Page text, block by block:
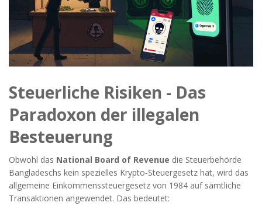
Steuerliche Risiken - Das
Paradoxon der illegalen
Besteuerung
Obwohl das National Board of Revenue die Steuerbehörde
Bangladeschs kein spezielles Krypto‑Steuergesetz hat, wird das
allgemeine Einkommenssteuergesetz von 1984 auf sämtliche
Transaktionen angewendet. Das bedeutet: